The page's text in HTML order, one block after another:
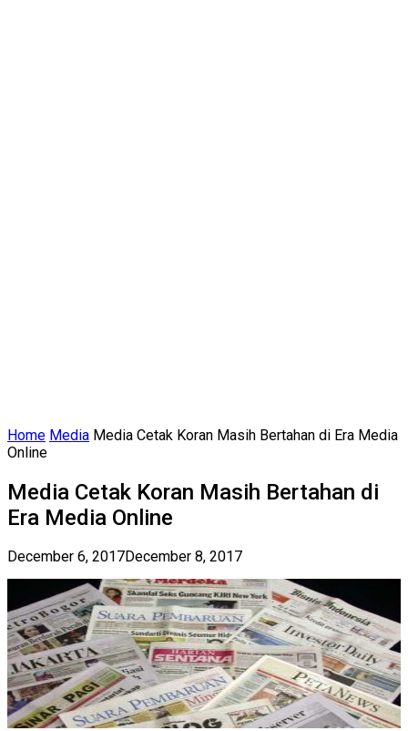
Home Media Media Cetak Koran Masih Bertahan di Era Media
Online
Media Cetak Koran Masih Bertahan di
Era Media Online
December 6, 2017December 8, 2017